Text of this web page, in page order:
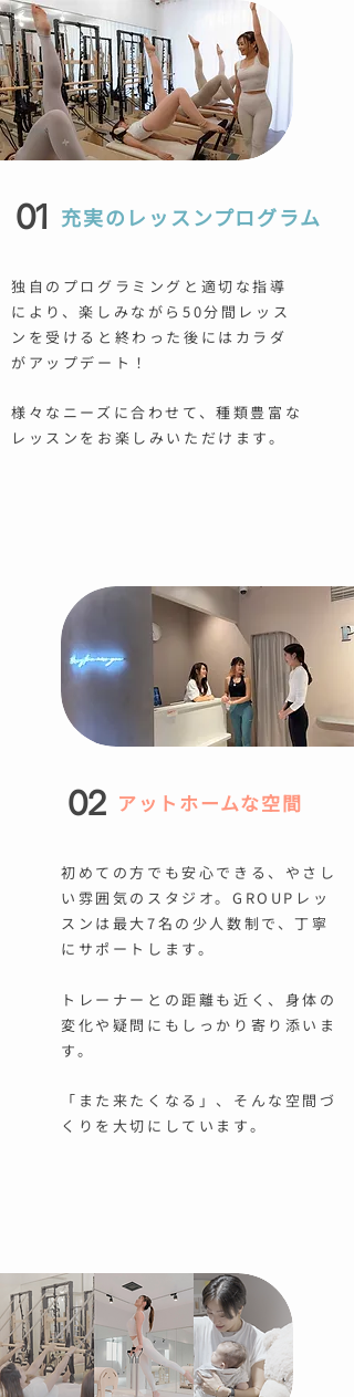
01 充実のレッスンプログラム
独自のプログラミングと適切な指導
により、楽しみながら50分間レッス
ンを受けると 終わった後にはカラダ
がアップデート！
様々なニーズに合わせて、種類豊富な
レッスンをお楽しみいただけます。
02 ​アットホームな空間
初めての方でも安心できる、やさし
い雰囲気のスタジオ。GROUPレッ
スンは最大7名の少人数制で、丁寧
にサポートします。
トレーナーとの距離も近く、身体の
変化や疑問にもしっかり寄り添いま
す。
「また来たくなる」、そんな空間づ
くりを大切にしています。